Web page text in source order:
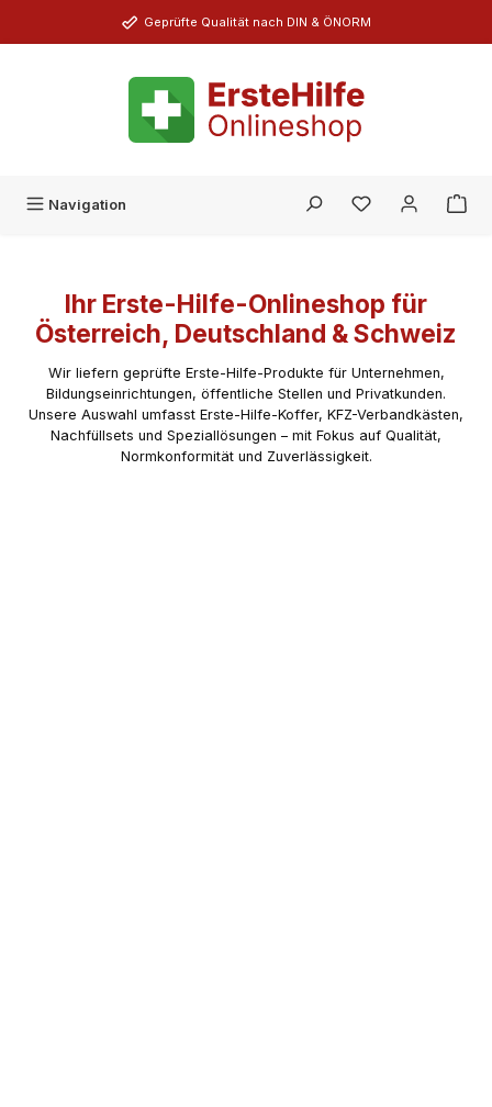
Zum Hauptinhalt springenGeprüfte Qualität nach DIN & ÖNORM
Navigation Du hast 0
Ihr Erste-Hilfe-Onlineshop für
Österreich, Deutschland & Schweiz
Wir liefern geprüfte Erste-Hilfe-Produkte für Unternehmen,
Bildungseinrichtungen, öffentliche Stellen und Privatkunden.
Unsere Auswahl umfasst Erste-Hilfe-Koffer, KFZ-Verbandkästen,
Nachfüllsets und Speziallösungen – mit Fokus auf Qualität,
Normkonformität und Zuverlässigkeit.